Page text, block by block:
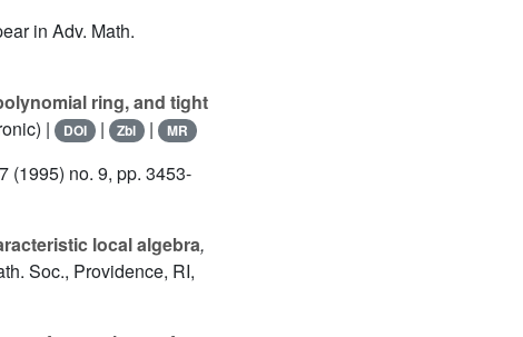
in Adv. Math.
ring, and tight
| DOI | Zbl | MR
(1995) no. 9, pp. 3453-
local algebra,
Soc., Providence, RI,